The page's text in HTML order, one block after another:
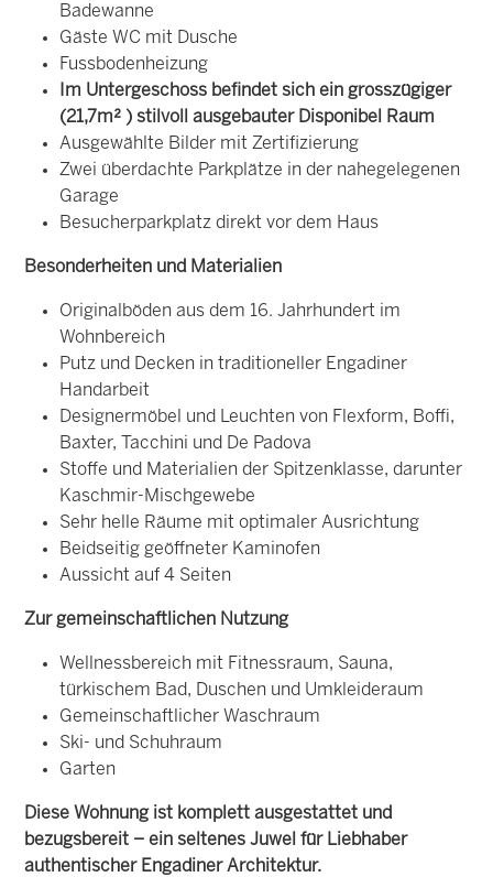
Badewanne
Gäste WC mit Dusche
Fussbodenheizung
Im Untergeschoss befindet sich ein grosszügiger
(21,7m² ) stilvoll ausgebauter Disponibel Raum
Ausgewählte Bilder mit Zertifizierung
Zwei überdachte Parkplätze in der nahegelegenen
Garage
Besucherparkplatz direkt vor dem Haus
Besonderheiten und Materialien
Originalböden aus dem 16. Jahrhundert im
Wohnbereich
Putz und Decken in traditioneller Engadiner
Handarbeit
Designermöbel und Leuchten von Flexform, Boffi,
Baxter, Tacchini und De Padova
Stoffe und Materialien der Spitzenklasse, darunter
Kaschmir-Mischgewebe
Sehr helle Räume mit optimaler Ausrichtung
Beidseitig geöffneter Kaminofen
Aussicht auf 4 Seiten
Zur gemeinschaftlichen Nutzung
Wellnessbereich mit Fitnessraum, Sauna,
türkischem Bad, Duschen und Umkleideraum
Gemeinschaftlicher Waschraum
Ski- und Schuhraum
Garten
Diese Wohnung ist komplett ausgestattet und
bezugsbereit – ein seltenes Juwel für Liebhaber
authentischer Engadiner Architektur.